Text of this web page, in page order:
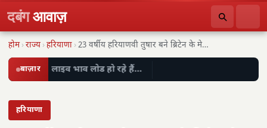
दबंगआवाज़
होम ›राज्य ›हरियाणा › 23 वर्षीय हरियाणवी तुषार बने ब्रिटेन के मेयर,…
बाज़ार लाइव भाव लोड हो रहे हैं…
हरियाणा